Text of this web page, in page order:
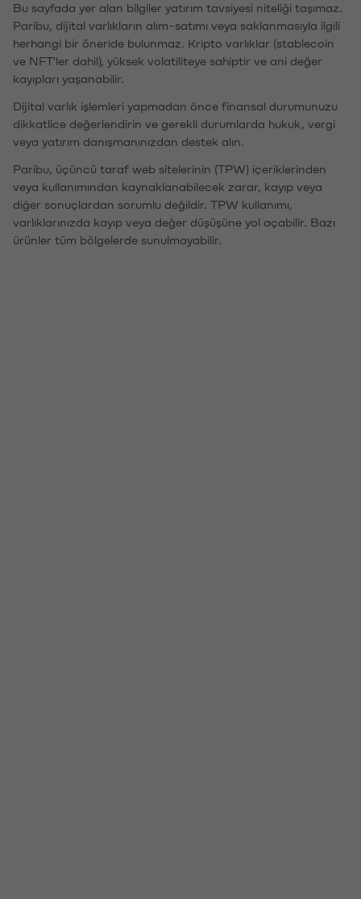
Bu sayfada yer alan bilgiler yatırım tavsiyesi niteliği taşımaz.
Paribu, dijital varlıkların alım-satımı veya saklanmasıyla ilgili
herhangi bir öneride bulunmaz. Kripto varlıklar (stablecoin
ve NFT'ler dahil), yüksek volatiliteye sahiptir ve ani değer
kayıpları yaşanabilir.
Dijital varlık işlemleri yapmadan önce finansal durumunuzu
dikkatlice değerlendirin ve gerekli durumlarda hukuk, vergi
veya yatırım danışmanınızdan destek alın.
Paribu, üçüncü taraf web sitelerinin (TPW) içeriklerinden
veya kullanımından kaynaklanabilecek zarar, kayıp veya
diğer sonuçlardan sorumlu değildir. TPW kullanımı,
varlıklarınızda kayıp veya değer düşüşüne yol açabilir. Bazı
ürünler tüm bölgelerde sunulmayabilir.